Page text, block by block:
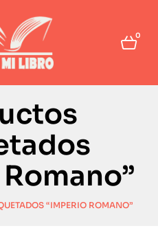
0
“IMPERIO ROMANO”